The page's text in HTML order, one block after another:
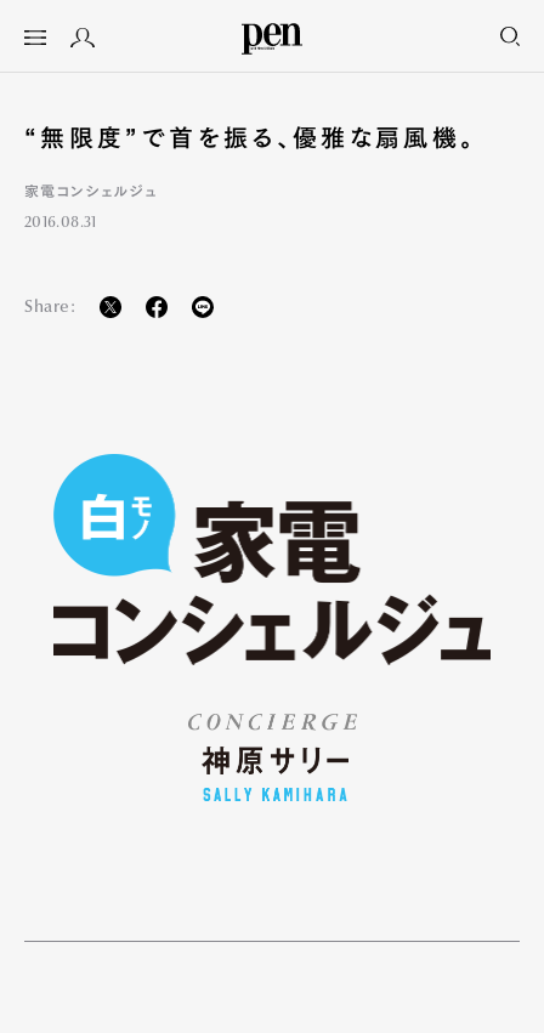
“無限度”で首を振る、優雅な扇風機。
家電コンシェルジュ
2016.08.31
Share: